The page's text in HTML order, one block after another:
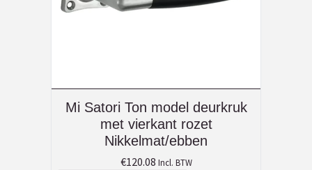
Mi Satori Ton model deurkruk
met vierkant rozet
Nikkelmat/ebben
€120.08 Incl. BTW